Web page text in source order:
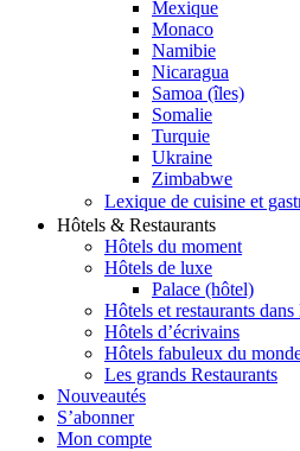
Mexique
Monaco
Namibie
Nicaragua
Samoa (îles)
Somalie
Turquie
Ukraine
Zimbabwe
Lexique de cuisine et
Hôtels & Restaurants
Hôtels du moment
Hôtels de luxe
Palace (hôtel)
Hôtels et restaurants dans
Hôtels d’écrivains
Hôtels fabuleux du
Les grands Restaurants
Nouveautés
S’abonner
Mon compte